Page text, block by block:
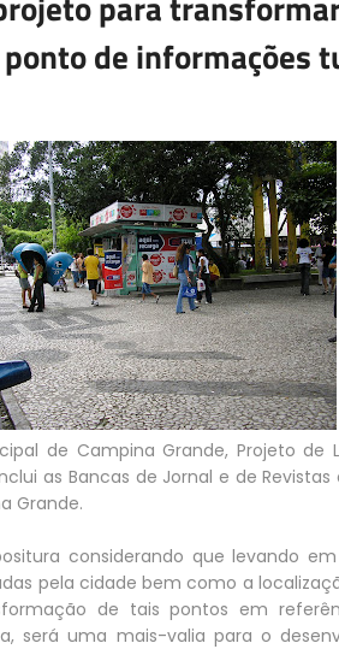
de informações
de Campina Grande, Projeto de
as Bancas de Jornal e de
Grande.
considerando que levando
pela cidade bem como a
de tais pontos em
será uma mais-valia para o